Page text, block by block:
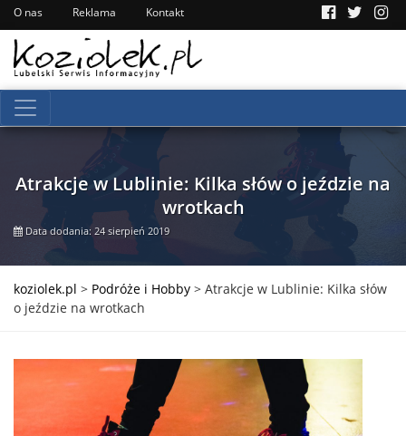
O nas Reklama Kontakt
Atrakcje w Lublinie: Kilka słów o jeździe na
wrotkach
Data dodania: 24 sierpień 2019
koziolek.pl > Podróże i Hobby > Atrakcje w Lublinie: Kilka słów
o jeździe na wrotkach